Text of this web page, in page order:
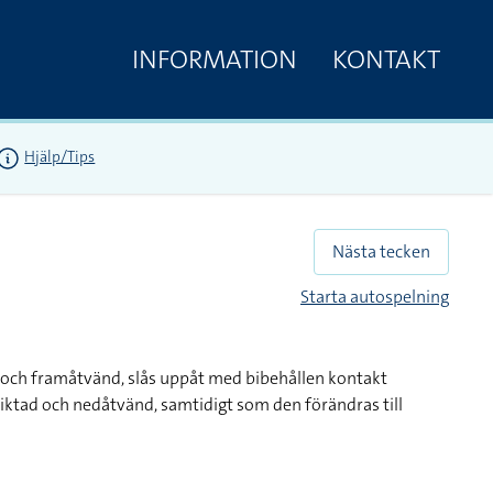
INFORMATION KONTAKT
Hjälp/Tips
Nästa tecken
Starta autospelning
framåtvänd, slås uppåt med bibehållen kontakt
och nedåtvänd, samtidigt som den förändras till